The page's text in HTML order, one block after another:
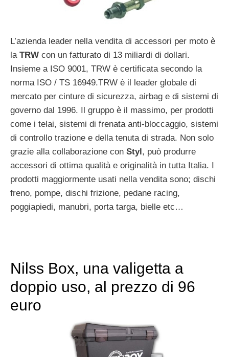
L’azienda leader nella vendita di accessori per moto è
la TRW con un fatturato di 13 miliardi di dollari.
Insieme a ISO 9001, TRW è certificata secondo la
norma ISO / TS 16949.TRW è il leader globale di
mercato per cinture di sicurezza, airbag e di sistemi di
governo dal 1996. Il gruppo è il massimo, per prodotti
come i telai, sistemi di frenata anti-bloccaggio, sistemi
di controllo trazione e della tenuta di strada. Non solo
grazie alla collaborazione con Styl , può produrre
accessori di ottima qualità e originalità in tutta Italia. I
prodotti maggiormente usati nella vendita sono; dischi
freno, pompe, dischi frizione, pedane racing,
poggiapiedi, manubri, porta targa, bielle etc…
Nilss Box, una valigetta a
doppio uso, al prezzo di 96
euro